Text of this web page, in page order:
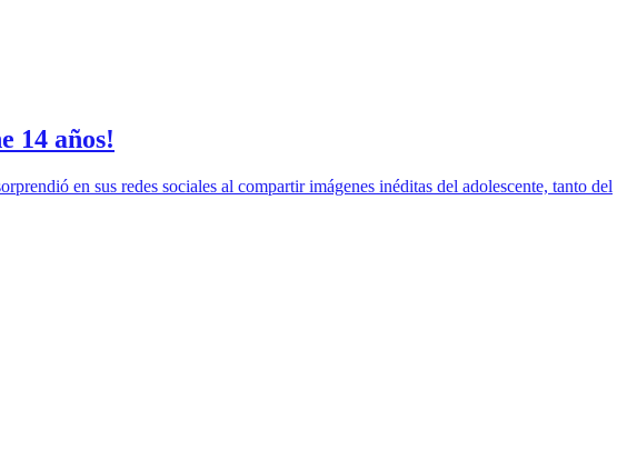
14 años!
en sus redes sociales al compartir imágenes inéditas del adolescente, tanto del